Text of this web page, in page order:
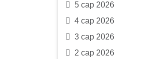
5 сар 2026
4 сар 2026
3 сар 2026
2 сар 2026